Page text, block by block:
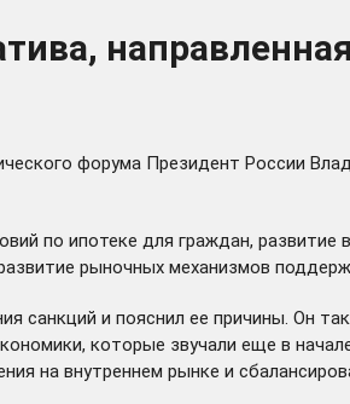
форума Президент России
по ипотеке для граждан, развитие
рыночных механизмов
и пояснил ее причины. Он
которые звучали еще в
на внутреннем рынке и